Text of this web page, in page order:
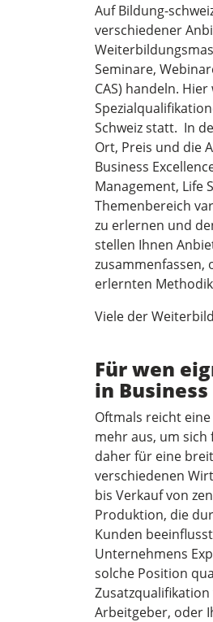
Auf Bildung-
verschiedener
Seminare,
CAS) handeln.
Schweiz statt. In
Ort, Preis und die
Business
Management, Life
Themenbereich
zu erlernen und
stellen Ihnen
zusammenfassen,
erlernten
Viele der
Für wen
in
Oftmals reicht
mehr aus, um
daher für eine
verschiedenen
bis Verkauf von
Produktion, die
Kunden
Unternehmens
solche Position
Arbeitgeber, oder